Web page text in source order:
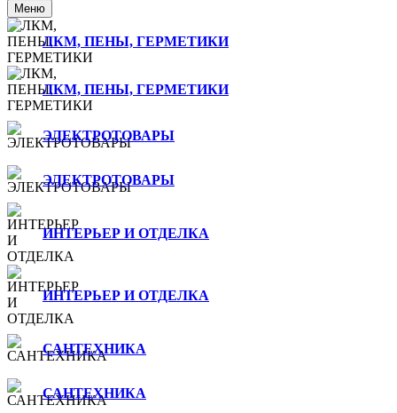
Меню
ЛКМ, ПЕНЫ, ГЕРМЕТИКИ
ЛКМ, ПЕНЫ, ГЕРМЕТИКИ
ЭЛЕКТРОТОВАРЫ
ЭЛЕКТРОТОВАРЫ
ИНТЕРЬЕР И ОТДЕЛКА
ИНТЕРЬЕР И ОТДЕЛКА
САНТЕХНИКА
САНТЕХНИКА